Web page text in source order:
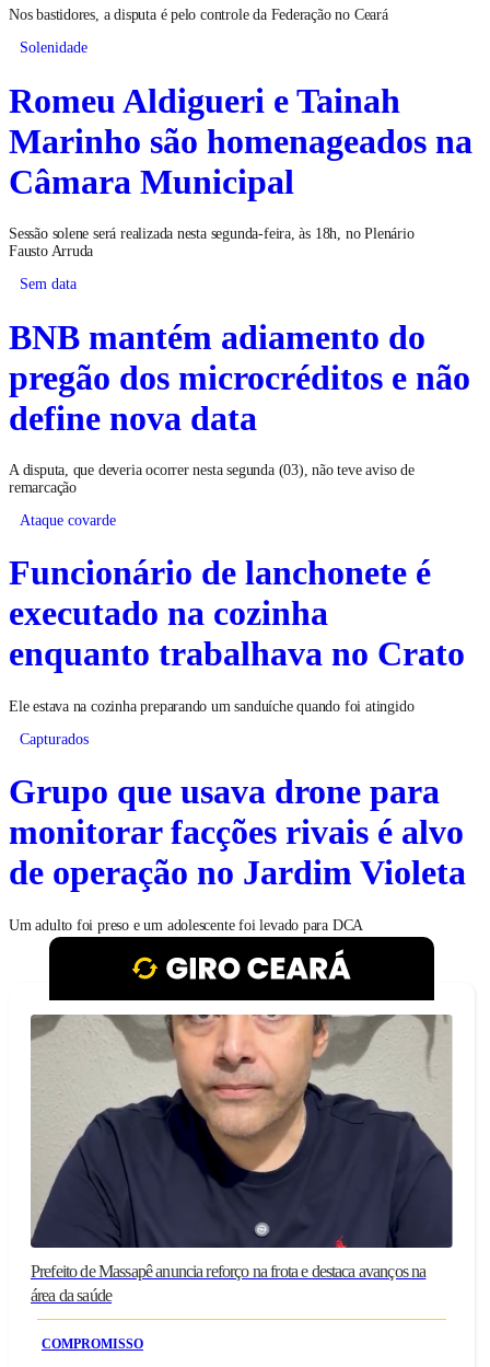
Nos bastidores, a disputa é pelo controle da Federação no Ceará
Solenidade
Romeu Aldigueri e Tainah
Marinho são homenageados na
Câmara Municipal
Sessão solene será realizada nesta segunda-feira, às 18h, no Plenário
Fausto Arruda
Sem data
BNB mantém adiamento do
pregão dos microcréditos e não
define nova data
A disputa, que deveria ocorrer nesta segunda (03), não teve aviso de
remarcação
Ataque covarde
Funcionário de lanchonete é
executado na cozinha
enquanto trabalhava no Crato
Ele estava na cozinha preparando um sanduíche quando foi atingido
Capturados
Grupo que usava drone para
monitorar facções rivais é alvo
de operação no Jardim Violeta
Um adulto foi preso e um adolescente foi levado para DCA
Prefeito de Massapê anuncia reforço na frota e destaca avanços na
área da saúde
COMPROMISSO